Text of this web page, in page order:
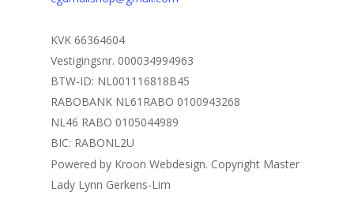
KVK 66364604
Vestigingsnr. 000034994963
BTW-ID: NL001116818B45
RABOBANK NL61RABO 0100943268
NL46 RABO 0105044989
BIC: RABONL2U
Powered by Kroon Webdesign. Copyright Master
Lady Lynn Gerkens-Lim